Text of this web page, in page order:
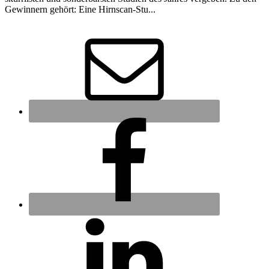
Gewinnern gehört: Eine Hirnscan-Stu...